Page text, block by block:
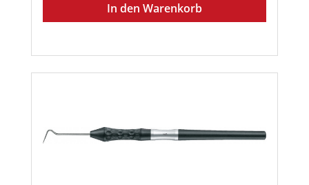
In den Warenkorb